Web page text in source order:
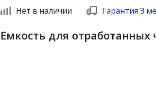
Нет в наличии Гарантия 3
Емкость для отработанных